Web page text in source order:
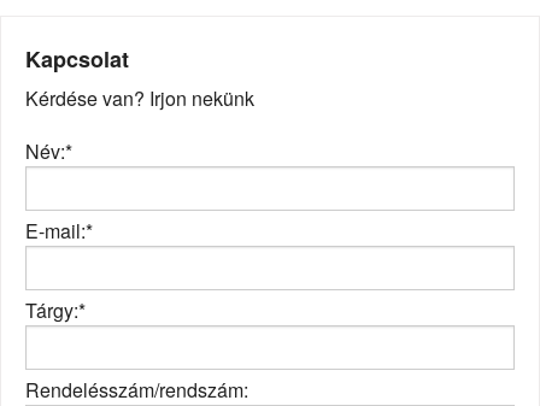
Kapcsolat
Kérdése van? Irjon nekünk
Név:*
E-mail:*
Tárgy:*
Rendelésszám/rendszám: